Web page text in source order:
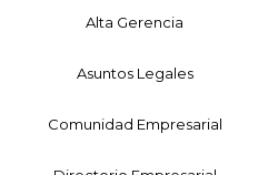
Alta Gerencia
Asuntos Legales
Comunidad Empresarial